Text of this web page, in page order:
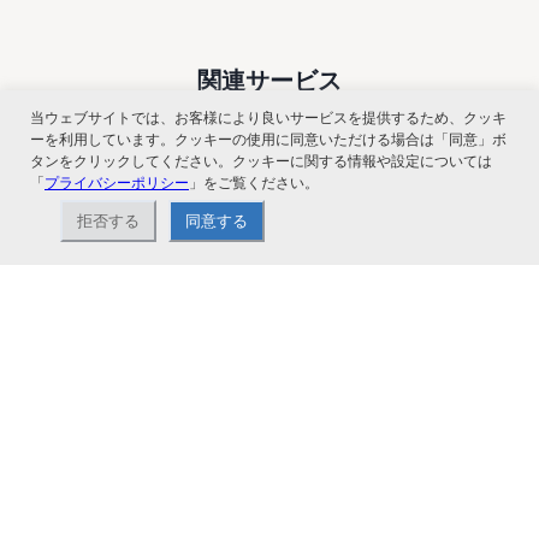
関連サービス
当ウェブサイトでは、お客様により良いサービスを提供するため、クッキ
ーを利用しています。クッキーの使用に同意いただける場合は「同意」ボ
タンをクリックしてください。クッキーに関する情報や設定については
「プライバシーポリシー 」をご覧ください。
拒否する 同意する